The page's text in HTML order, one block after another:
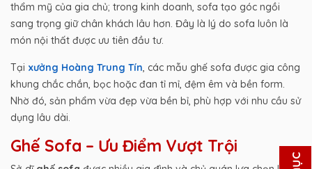
thẩm mỹ của gia chủ; trong kinh doanh, sofa tạo góc ngồi
sang trọng giữ chân khách lâu hơn. Đây là lý do sofa luôn là
món nội thất được ưu tiên đầu tư.
Tại xưởng Hoàng Trung Tín, các mẫu ghế sofa được gia công
khung chắc chắn, bọc hoặc đan tỉ mỉ, đệm êm và bền form.
Nhờ đó, sản phẩm vừa đẹp vừa bền bỉ, phù hợp với nhu cầu sử
dụng lâu dài.
Ghế Sofa – Ưu Điểm Vượt Trội